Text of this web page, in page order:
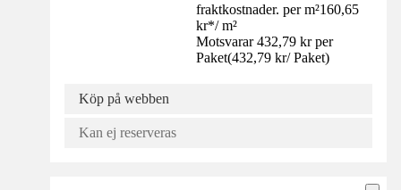
fraktkostnader. per m²160,65
kr*/ m²
Motsvarar 432,79 kr per
Paket(432,79 kr/ Paket)
Köp på webben
Kan ej reserveras